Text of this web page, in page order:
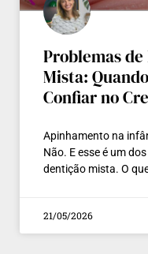
Problemas
Mista:
Confiar no
Apinhamento na
Não. E esse é um
dentição mista. O
21/05/2026